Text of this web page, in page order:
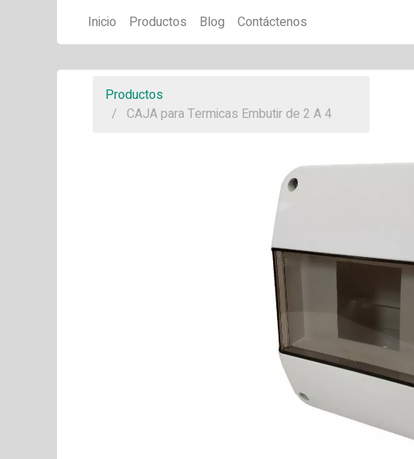
Inicio Productos Blog Contáctenos
Productos
CAJA para Termicas Embutir de 2 A 4